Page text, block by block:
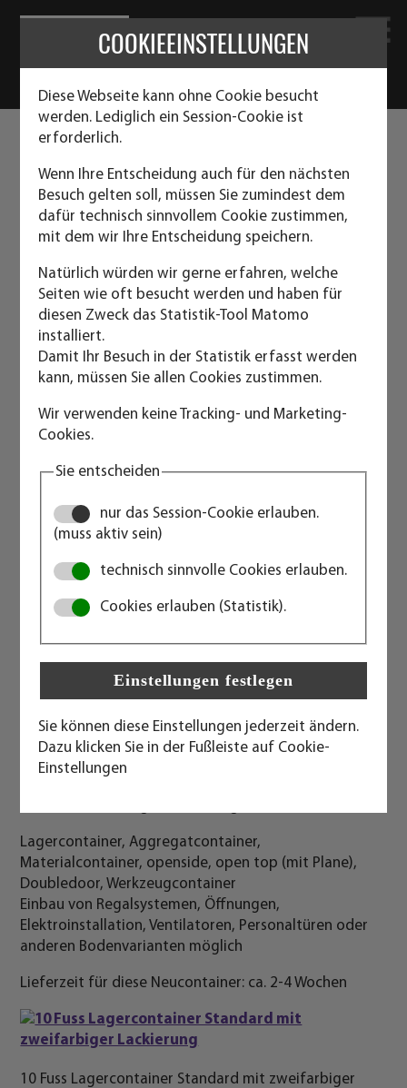
COOKIEEINSTELLUNGEN
Diese Webseite kann ohne Cookie besucht
werden. Lediglich ein Session-Cookie ist
erforderlich.
Wenn Ihre Entscheidung auch für den nächsten
Besuch gelten soll, müssen Sie zumindest dem
dafür technisch sinnvollem Cookie zustimmen,
mit dem wir Ihre Entscheidung speichern.
Natürlich würden wir gerne erfahren, welche
Seiten wie oft besucht werden und haben für
diesen Zweck das Statistik-Tool Matomo
installiert.
Damit Ihr Besuch in der Statistik erfasst werden
kann, müssen Sie allen Cookies zustimmen.
Wir verwenden keine Tracking- und Marketing-
Cookies.
Sie entscheiden
nur das Session-Cookie erlauben.
(muss aktiv sein)
technisch sinnvolle Cookies erlauben.
Cookies erlauben (Statistik).
Sie können diese Einstellungen jederzeit ändern.
Dazu klicken Sie in der Fußleiste auf Cookie-
Einstellungen
LAGERCONTAINER, MATERIALCONTAINER
UND STAHLTECHNIKCONTAINER
Diese neu hergestellten Container sind die etwas
Seecontainers
Sie sind in stabiler Ausführung und dadurch fast jedem
Lagerzweck gewachsen.
Technische Kurzbeschreibung:
Keine GL-Abnahme/CSC-Plakette: vollverschweißt,
Containerecken ähnlich ISO-Norm o. Stahlgussecken,
Dach und Seitenteile in Stahlblech 1,5 mm und
mehrfach gesickt, 18 mm Plywood-Fußboden mit
Türgummiabdichtung, Türsicherungsklappe bzw.
310x90, Achsmaß 940 mm) für Aufnahme der
außen lackiert (Pulverbeschichtung), Standardfarbe
lichtgrau.
Kathodische Tauchlackierung (KTL)
Lagercontainer, Aggregatcontainer,
Materialcontainer, openside, open top (mit Plane),
Doubledoor, Werkzeugcontainer
Einbau von Regalsystemen, Öffnungen,
Elektroinstallation, Ventilatoren, Personaltüren oder
anderen Bodenvarianten möglich
Lieferzeit für diese Neucontainer: ca. 2-4 Wochen
10 Fuss Lagercontainer Standard mit zweifarbiger